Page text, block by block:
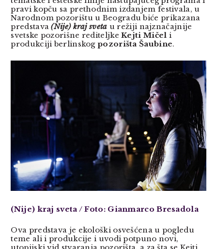
pravi kopču sa prethodnim izdanjem festivala, u
Narodnom pozorištu u Beogradu biće prikazana
predstava(Nije) kraj sveta u režiji najznačajnije
svetske pozorišne rediteljkeKejti Mičel i
produkciji berlinskogpozorišta Šaubine.
(Nije) kraj sveta / Foto: Gianmarco Bresadola
Ova predstava je ekološki osvešćena u pogledu
teme ali i produkcije i uvodi potpuno novi,
utopijski vid stvaranja pozorišta, a za šta se Kejti